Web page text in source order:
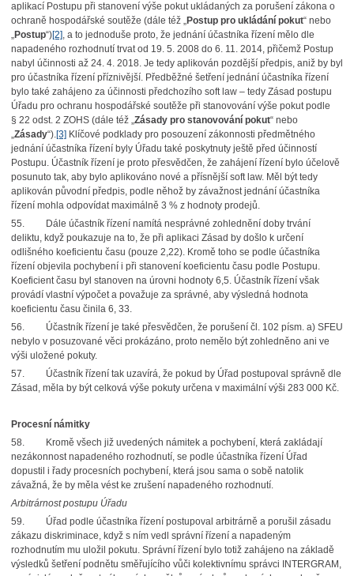
aplikací Postupu při stanovení výše pokut ukládaných za porušení zákona o
ochraně hospodářské soutěže (dále též „Postup pro ukládání pokut“ nebo
„Postup“)[2], a to jednoduše proto, že jednání účastníka řízení mělo dle
napadeného rozhodnutí trvat od 19. 5. 2008 do 6. 11. 2014, přičemž Postup
nabyl účinnosti až 24. 4. 2018. Je tedy aplikován pozdější předpis, aniž by byl
pro účastníka řízení příznivější. Předběžné šetření jednání účastníka řízení
bylo také zahájeno za účinnosti předchozího soft law – tedy Zásad postupu
Úřadu pro ochranu hospodářské soutěže při stanovování výše pokut podle
§ 22 odst. 2 ZOHS (dále též „Zásady pro stanovování pokut“ nebo
„Zásady“).[3] Klíčové podklady pro posouzení zákonnosti předmětného
jednání účastníka řízení byly Úřadu také poskytnuty ještě před účinností
Postupu. Účastník řízení je proto přesvědčen, že zahájení řízení bylo účelově
posunuto tak, aby bylo aplikováno nové a přísnější soft law. Měl být tedy
aplikován původní předpis, podle něhož by závažnost jednání účastníka
řízení mohla odpovídat maximálně 3 % z hodnoty prodejů.
55.
Dále účastník řízení namítá nesprávné zohlednění doby trvání
deliktu, když poukazuje na to, že při aplikaci Zásad by došlo k určení
odlišného koeficientu času (pouze 2,22). Kromě toho se podle účastníka
řízení objevila pochybení i při stanovení koeficientu času podle Postupu.
Koeficient času byl stanoven na úrovni hodnoty 6,5. Účastník řízení však
provádí vlastní výpočet a považuje za správné, aby výsledná hodnota
koeficientu času činila 6, 33.
56.
Účastník řízení je také přesvědčen, že porušení čl. 102 písm. a) SFEU
nebylo v posuzované věci prokázáno, proto nemělo být zohledněno ani ve
výši uložené pokuty.
57.
Účastník řízení tak uzavírá, že pokud by Úřad postupoval správně dle
Zásad, měla by být celková výše pokuty určena v maximální výši 283 000 Kč.
Procesní námitky
58.
Kromě všech již uvedených námitek a pochybení, která zakládají
nezákonnost napadeného rozhodnutí, se podle účastníka řízení Úřad
dopustil i řady procesních pochybení, která jsou sama o sobě natolik
závažná, že by měla vést ke zrušení napadeného rozhodnutí.
Arbitrárnost postupu Úřadu
59.
Úřad podle účastníka řízení postupoval arbitrárně a porušil zásadu
zákazu diskriminace, když s ním vedl správní řízení a napadeným
rozhodnutím mu uložil pokutu. Správní řízení bylo totiž zahájeno na základě
výsledků šetření podnětu směřujícího vůči kolektivnímu správci INTERGRAM,